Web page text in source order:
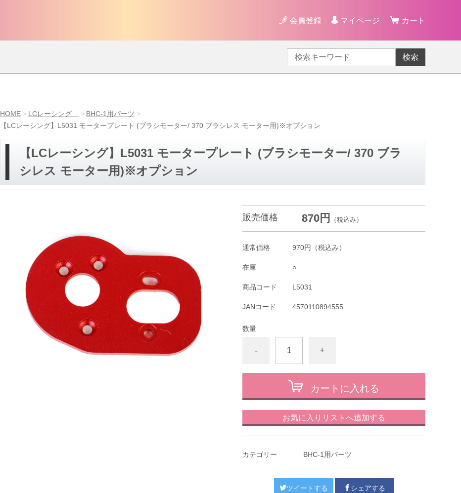
会員登録 マイページ カート
検索
HOME LCレーシング
BHC-1用パーツ
【LCレーシング】L5031 モータープレート (ブラシモーター/ 370 ブラシレス モーター用)※オプション
【LCレーシング】L5031 モータープレート (ブラシモーター/ 370 ブラ
シレス モーター用)※オプション
販売価格 870円 （税込み）
通常価格 970円 （税込み）
在庫 ○
商品コード L5031
JANコード 4570110894555
数量
- +
カートに入れる
お気に入りリストへ追加する
カテゴリー BHC-1用パーツ
ツイートする シェアする